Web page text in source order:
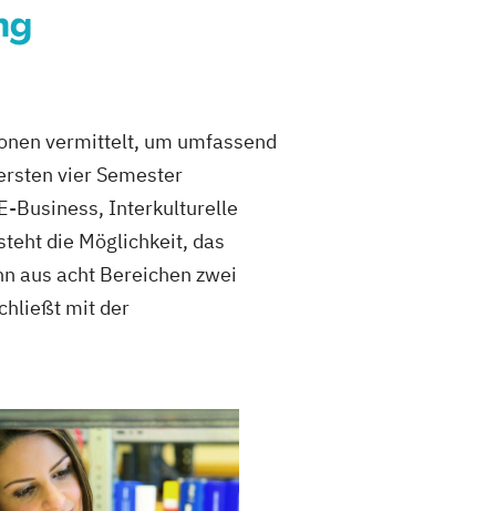
vermittelt, um umfassend
vier Semester
Business, Interkulturelle
die Möglichkeit, das
aus acht Bereichen zwei
mit der